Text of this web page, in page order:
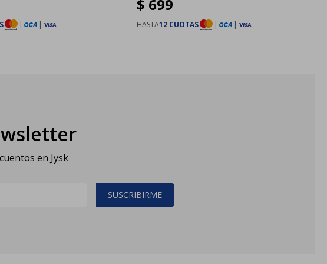
| |
$ 699
HASTA12 CUOTAS | |
en Jysk
SUSCRIBIRME